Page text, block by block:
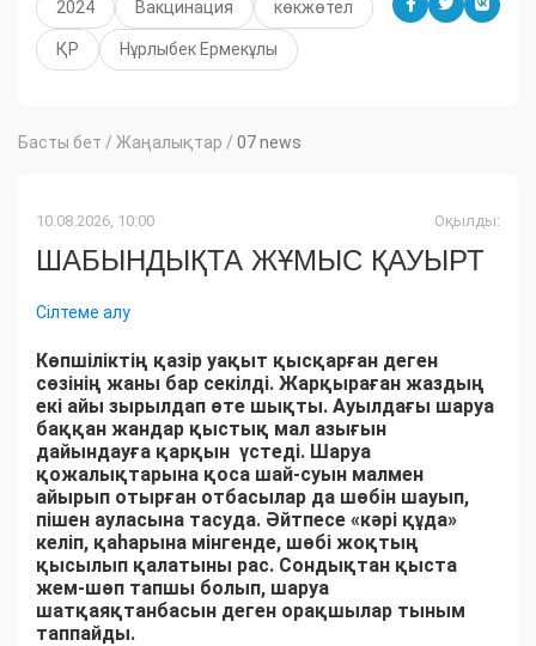
2024 Вакцинация көкжөтел
ҚР Нұрлыбек Ермекұлы
Басты бет / Жаңалықтар / 07 news
10.08.2026, 10:00 Оқылды:
ШАБЫНДЫҚТА ЖҰМЫС ҚАУЫРТ
Сілтеме алу
Көпшіліктің қазір уақыт қысқарған деген
сөзінің жаны бар секілді. Жарқыраған жаздың
екі айы зырылдап өте шықты. Ауылдағы шаруа
баққан жандар қыстық мал азығын
дайындауға қарқын үстеді. Шаруа
қожалықтарына қоса шай-суын малмен
айырып отырған отбасылар да шөбін шауып,
пішен ауласына тасуда. Әйтпесе «кәрі құда»
келіп, қаһарына мінгенде, шөбі жоқтың
қысылып қалатыны рас. Сондықтан қыста
жем-шөп тапшы болып, шаруа
шатқаяқтанбасын деген орақшылар тыным
таппайды.